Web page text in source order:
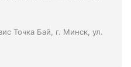
Точка Бай, г. Минск, ул.